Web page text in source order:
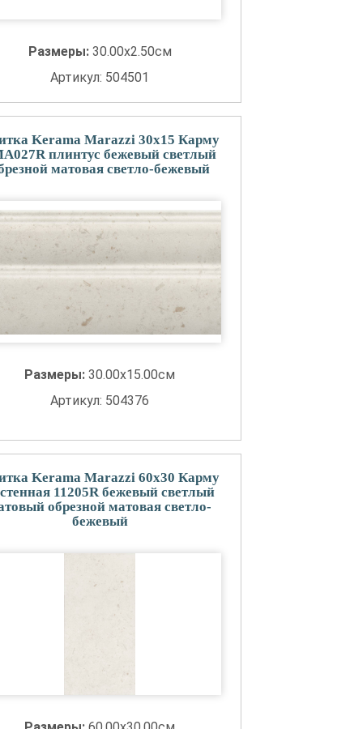
Размеры: 30.00x2.50см
Артикул: 504501
Kerama Marazzi 30x15 Карму
плинтус бежевый светлый
матовая светло-бежевый
Размеры:30.00x15.00см
Артикул: 504376
Kerama Marazzi 60x30 Карму
11205R бежевый светлый
обрезной матовая светло-
бежевый